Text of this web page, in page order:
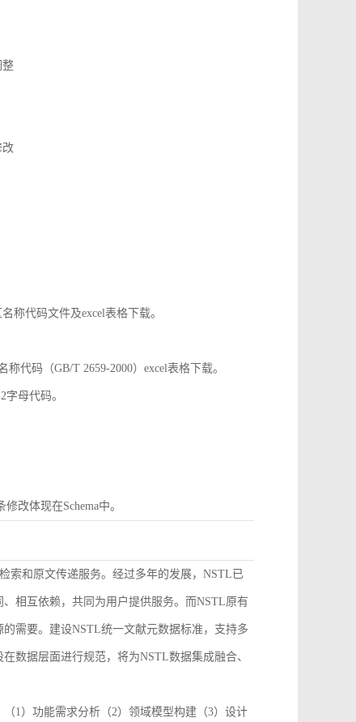
整
改
称代码文件及excel表格下载。
代码（GB/T 2659-2000）excel表格下载。
母代码。
改体现在Schema中。
索和原文传递服务。经过多年的发展，NSTL已
相互依赖，共同为用户提供服务。而NSTL原有
需要。建设NSTL统一文献元数据标准，支持多
数据层面进行规范，将为NSTL数据集成融合、
1）功能需求分析（2）领域模型构建（3）设计